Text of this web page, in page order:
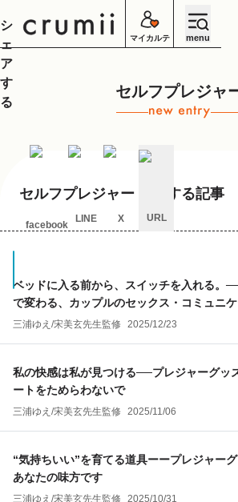
マイカルテ menu
セルフプレジャ
セルフプレジャー に関する記事
ベッドに入る前から、スイッチを入れる。
で変わる、カップルのセックス・コミュニ
ン
三浦ゆえ /宋美玄先生監修 2025/12/23
私の快感は私が見つける──プレジャーグッ
ートをためらわないで
三浦ゆえ /宋美玄先生監修 2025/11/06
“気持ちいい”を育てる道具ーープレジャー
あなたの味方です
三浦ゆえ /宋美玄先生監修 2025/10/31
シ
ェ
ア
す
る
facebook
LINE X URL
セ